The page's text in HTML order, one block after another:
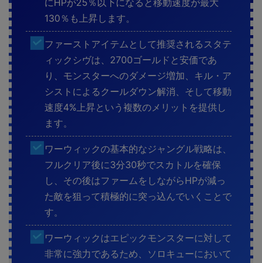
にHPが25％以下になると移動速度が最大
130％も上昇します。
ファーストアイテムとして推奨されるスタテ
ィックシヴは、2700ゴールドと安価であ
り、モンスターへのダメージ増加、キル・ア
シストによるクールダウン解消、そして移動
速度4%上昇という複数のメリットを提供し
ます。
ワーウィックの基本的なジャングル戦略は、
フルクリア後に3分30秒でスカトルを確保
し、その後はファームをしながらHPが減っ
た敵を狙って積極的に突っ込んでいくことで
す。
ワーウィックはエピックモンスターに対して
非常に強力であるため、ソロキューにおいて